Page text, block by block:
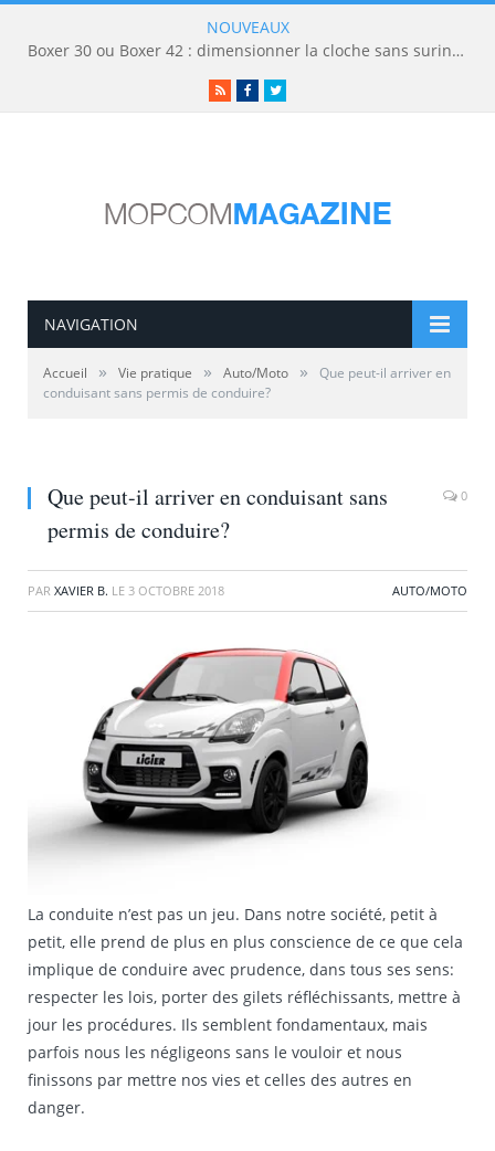
NOUVEAUX
Boxer 30 ou Boxer 42 : dimensionner la cloche sans surinvestir
RSSFacebookTwitter
NAVIGATION
Accueil » Vie pratique » Auto/Moto »
Que peut-il arriver en
conduisant sans permis de conduire?
Que peut-il arriver en conduisant sans
permis de conduire?
0
PAR XAVIER B. LE 3 OCTOBRE 2018 AUTO/MOTO
La conduite n’est pas un jeu. Dans notre société, petit à
petit, elle prend de plus en plus conscience de ce que cela
implique de conduire avec prudence, dans tous ses sens:
respecter les lois, porter des gilets réfléchissants, mettre à
jour les procédures. Ils semblent fondamentaux, mais
parfois nous les négligeons sans le vouloir et nous
finissons par mettre nos vies et celles des autres en
danger.